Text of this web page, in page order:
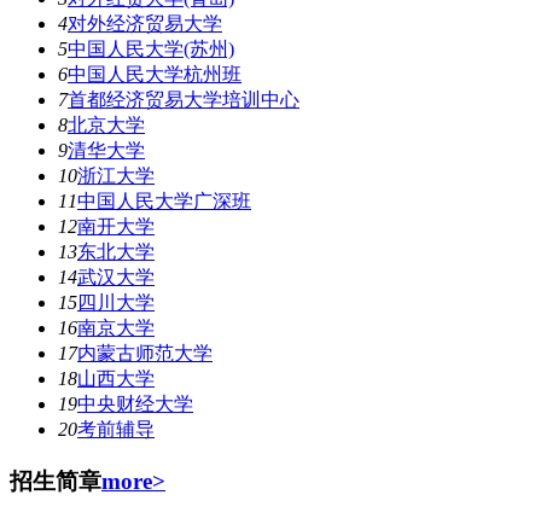
4对外经济贸易大学
5中国人民大学(苏州)
6中国人民大学杭州班
7首都经济贸易大学培训中心
8北京大学
9清华大学
10浙江大学
11中国人民大学广深班
12南开大学
13东北大学
14武汉大学
15四川大学
16南京大学
17内蒙古师范大学
18山西大学
19中央财经大学
20考前辅导
招生简章more>